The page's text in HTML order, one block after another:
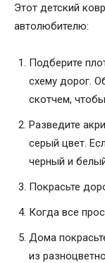
Этот детский
автолюбителю:
Подберите
схему дорог.
скотчем,
Разведите
серый цвет.
черный и
Покрасьте
Когда все
Дома
из